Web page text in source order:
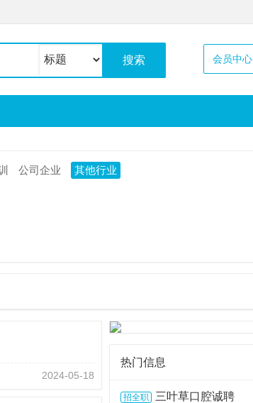
搜索 会员中心
公司企业
其他行业
2024-05-18
热门信息
招全职 三叶草口腔诚聘